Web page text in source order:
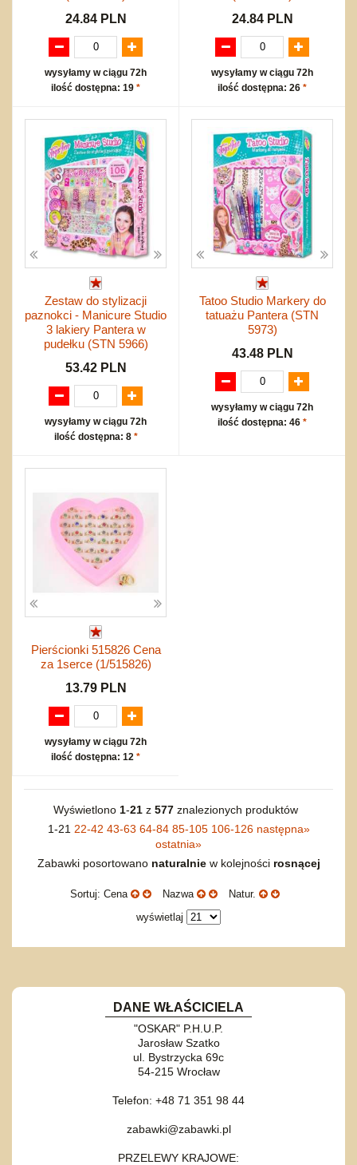
24.84 PLN
wysyłamy w ciągu 72h
ilość dostępna: 19 *
24.84 PLN
wysyłamy w ciągu 72h
ilość dostępna: 26 *
Zestaw do stylizacji
paznokci - Manicure Studio
3 lakiery Pantera w
pudełku (STN 5966)
53.42 PLN
wysyłamy w ciągu 72h
ilość dostępna: 8 *
Tatoo Studio Markery do
tatuażu Pantera (STN
5973)
43.48 PLN
wysyłamy w ciągu 72h
ilość dostępna: 46 *
Pierścionki 515826 Cena
za 1serce (1/515826)
13.79 PLN
wysyłamy w ciągu 72h
ilość dostępna: 12 *
Wyświetlono 1-21z 577znalezionych produktów
1-21 22-42 43-63 64-84 85-105 106-126 następna»
ostatnia»
Zabawki posortowano naturalniew kolejności rosnącej
Sortuj: Cena Nazwa
Natur.
wyświetlaj
DANE WŁAŚCICIELA
"OSKAR" P.H.U.P.
Jarosław Szatko
ul. Bystrzycka 69c
54-215 Wrocław
Telefon: +48 71 351 98 44
zabawki@zabawki.pl
PRZELEWY KRAJOWE: